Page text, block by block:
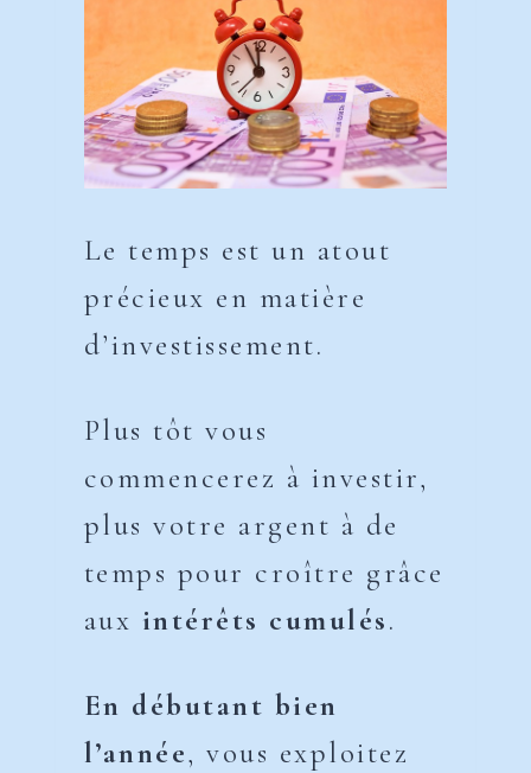
Le temps est un atout
précieux en matière
d’investissement.
Plus tôt vous
commencerez à investir,
plus votre argent à de
temps pour croître grâce
aux intérêts cumulés.
En débutant bien
l’année, vous exploitez